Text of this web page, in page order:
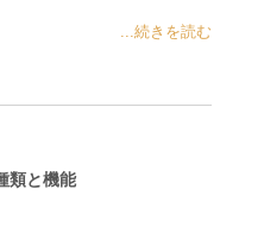
...続きを読む
類と機能